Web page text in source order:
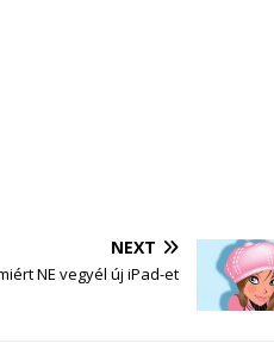
NEXT
NE vegyél új iPad-et